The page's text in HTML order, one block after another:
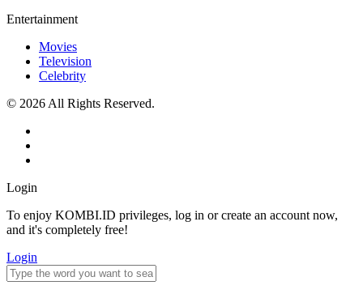
Entertainment
Movies
Television
Celebrity
© 2026 All Rights Reserved.
Login
To enjoy KOMBI.ID privileges, log in or create an account now,
and it's completely free!
Login